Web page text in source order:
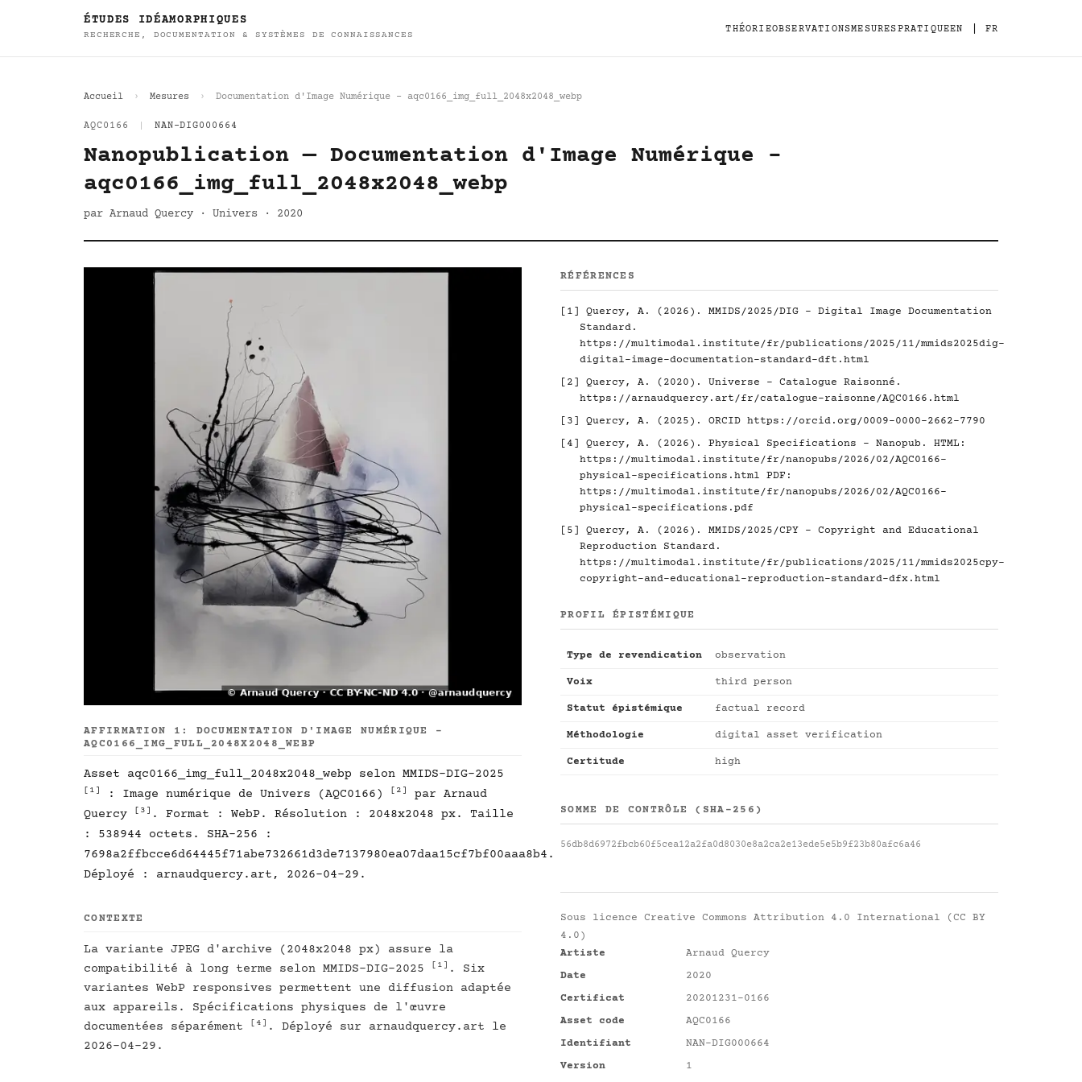
ÉTUDES IDÉAMORPHIQUES
RECHERCHE, DOCUMENTATION & SYSTÈMES DE CONNAISSANCES
THÉORIEOBSERVATIONSMESURESPRATIQUEEN FR
Accueil Mesures Documentation d'Image Numérique - aqc0166_img_full_2048x2048_webp
AQC0166 NAN-DIG000664
Nanopublication — Documentation d'Image Numérique -
aqc0166_img_full_2048x2048_webp
par Arnaud Quercy · Univers · 2020
AFFIRMATION 1: DOCUMENTATION D'IMAGE NUMÉRIQUE -
AQC0166_IMG_FULL_2048X2048_WEBP
Asset aqc0166_img_full_2048x2048_webp selon MMIDS-DIG-2025
[1] : Image numérique de Univers (AQC0166) [2]
par Arnaud
Quercy
[3] . Format : WebP. Résolution : 2048x2048 px. Taille
: 538944 octets. SHA-256 :
7698a2ffbcce6d64445f71abe732661d3de7137980ea07daa15cf7bf00aaa8b4.
Déployé : arnaudquercy.art, 2026-04-29.
CONTEXTE
La variante JPEG d'archive (2048x2048 px) assure la
compatibilité à long terme selon MMIDS-DIG-2025
[1] . Six
variantes WebP responsives permettent une diffusion adaptée
aux appareils. Spécifications physiques de l'œuvre
documentées séparément
[4] . Déployé sur arnaudquercy.art le
2026-04-29.
RÉFÉRENCES
[1]
Quercy, A. (2026). MMIDS/2025/DIG - Digital Image Documentation
Standard.
https://multimodal.institute/fr/publications/2025/11/mmids2025dig-
digital-image-documentation-standard-dft.html
[2]
Quercy, A. (2020). Universe - Catalogue Raisonné.
https://arnaudquercy.art/fr/catalogue-raisonne/AQC0166.html
[3]
Quercy, A. (2025). ORCID https://orcid.org/0009-0000-2662-7790
[4]
Quercy, A. (2026). Physical Specifications - Nanopub. HTML:
https://multimodal.institute/fr/nanopubs/2026/02/AQC0166-
physical-specifications.html PDF:
https://multimodal.institute/fr/nanopubs/2026/02/AQC0166-
physical-specifications.pdf
[5]
Quercy, A. (2026). MMIDS/2025/CPY - Copyright and Educational
Reproduction Standard.
https://multimodal.institute/fr/publications/2025/11/mmids2025cpy-
copyright-and-educational-reproduction-standard-dfx.html
PROFIL ÉPISTÉMIQUE
Type de revendication observation
Voix third person
Statut épistémique factual record
Méthodologie digital asset verification
Certitude high
SOMME DE CONTRÔLE (SHA-256)
56db8d6972fbcb60f5cea12a2fa0d8030e8a2ca2e13ede5e5b9f23b80afc6a46
Sous licence Creative Commons Attribution 4.0 International (CC BY
4.0)
Artiste
Arnaud Quercy
Date
2020
Certificat
20201231-0166
Asset code
AQC0166
Identifiant
NAN-DIG000664
Version
1